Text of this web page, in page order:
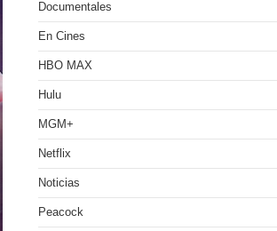
Documentales
En Cines
HBO MAX
Hulu
MGM+
Netflix
Noticias
Peacock